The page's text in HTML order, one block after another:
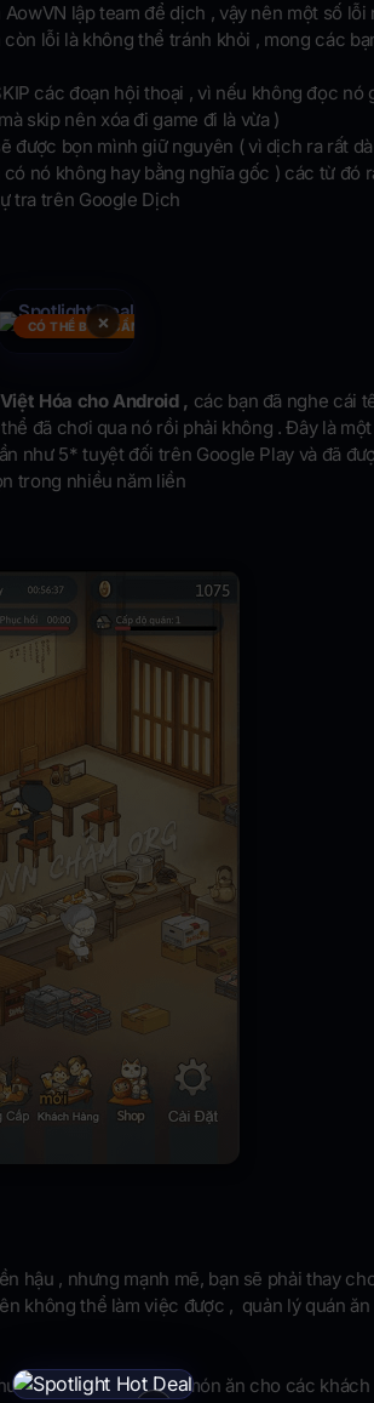
lập team để dịch , vậy nên một số lỗi
lỗi là không thể tránh khỏi , mong các
các đoạn hội thoại , vì nếu không đọc nó
skip nên xóa đi game đi là vừa )
được bọn mình giữ nguyên ( vì dịch ra rất
nó không hay bằng nghĩa gốc ) các từ đó
tra trên Google Dịch
×
CÓ THỂ BẠN CẦN
Hóa cho Android , các bạn đã nghe cái
đã chơi qua nó rồi phải không . Đây là một
như 5* tuyệt đối trên Google Play và đã
trong nhiều năm liền
hậu , nhưng mạnh mẽ, bạn sẽ phải thay
không thể làm việc được , quản lý quán ăn
nhau, đó là phục vụ món ăn cho các khách